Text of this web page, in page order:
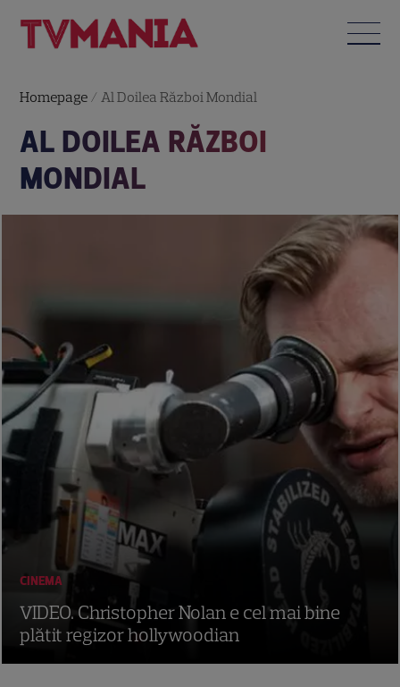
Homepage / Al Doilea Război Mondial
AL DOILEA RĂZBOI
MONDIAL
CINEMA
VIDEO. Christopher Nolan e cel mai bine
plătit regizor hollywoodian